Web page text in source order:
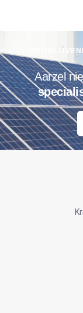
Aarzel